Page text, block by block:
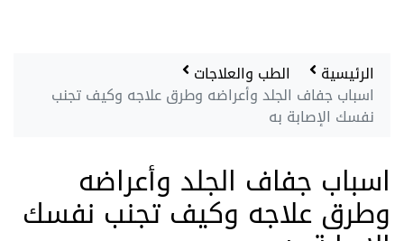
الرئيسية الطب والعلاجات
اسباب جفاف الجلد وأعراضه وطرق علاجه وكيف تجنب
نفسك الإصابة به
اسباب جفاف الجلد وأعراضه
وطرق علاجه وكيف تجنب نفسك